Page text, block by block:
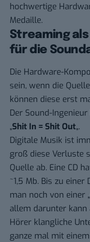
hochwertige
Medaille.
Streaming
für die
Die Hardware-
sein, wenn die
können diese erst
Der Sound-
„Shit In = Shit Out„.
Digitale Musik ist
groß diese Verluste
Quelle ab. Eine CD
~1,5 Mb. Bis zu
man noch von einer
allem darunter
Hörer klangliche
ganze mal mit